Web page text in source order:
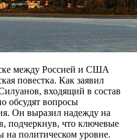
между Россией и США
повестка. Как заявил
входящий в состав
обсудят вопросы
Он выразил надежду на
подчеркнув, что ключевые
политическом уровне.